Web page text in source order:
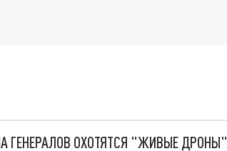
ГЕНЕРАЛОВ ОХОТЯТСЯ "ЖИВЫЕ ДРОНЫ"